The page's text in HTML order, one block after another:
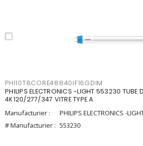
PHI10T8CORE48840IF16GDIM
PHILIPS ELECTRONICS -LIGHT 553230 TUBE
4K120/277/347 VITRE TYPE A
Manufacturier :
PHILIPS ELECTRONICS -
# Manufacturier : 553230